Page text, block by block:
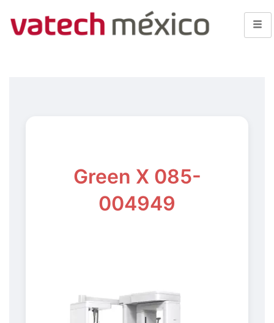
Green X 085-
004949